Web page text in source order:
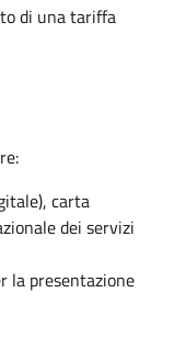
di una tariffa
carta
dei servizi
la presentazione